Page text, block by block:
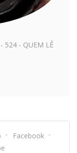
524 - QUEM LÊ
Facebook